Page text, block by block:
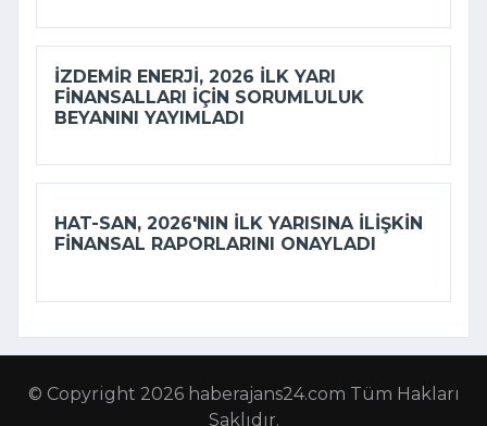
İZDEMİR ENERJI, 2026 ILK YARI
FINANSALLARI IÇIN SORUMLULUK
BEYANINI YAYIMLADI
HAT-SAN, 2026'NIN ILK YARISINA ILIŞKIN
FINANSAL RAPORLARINI ONAYLADI
© Copyright 2026 haberajans24.com Tüm Hakları
Saklıdır.